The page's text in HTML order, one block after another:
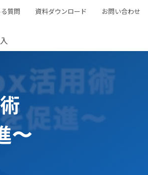
質問 資料ダウンロード お問い合わせ
る理由
ナー
価
機能一覧表
ング
ニティ
を考えるコミュニティ）
セキュリティ対策
リモートワーク
〜